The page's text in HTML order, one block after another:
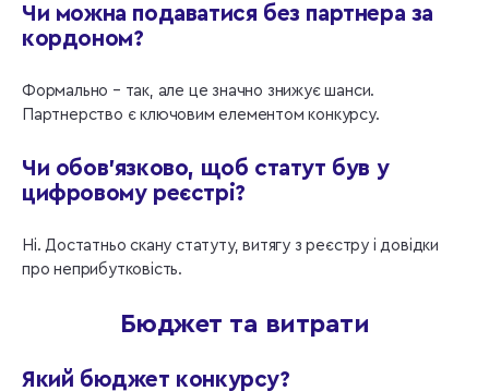
Чи можна подаватися без партнера за
кордоном?
Формально – так, але це значно знижує шанси.
Партнерство є ключовим елементом конкурсу.
Чи обов’язково, щоб статут був у
цифровому реєстрі?
Ні. Достатньо скану статуту, витягу з реєстру і довідки
про неприбутковість.
Бюджет та витрати
Який бюджет конкурсу?